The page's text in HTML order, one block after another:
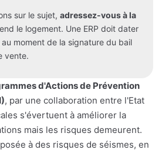
sur le sujet, adressez-vous à la
le logement. Une ERP doit dater
moment de la signature du bail
vente.
d'Actions de Prévention
, par une collaboration entre l'Etat
s'évertuent à améliorer la
mais les risques demeurent.
à des risques de séismes, en